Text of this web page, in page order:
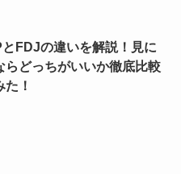
FDJの違いを解説！見に
らどっちがいいか徹底比較
た！